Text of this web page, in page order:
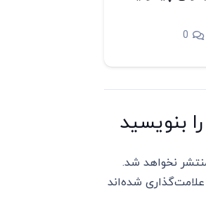
0
بنویسید
نخواهد شد.
شده‌اند